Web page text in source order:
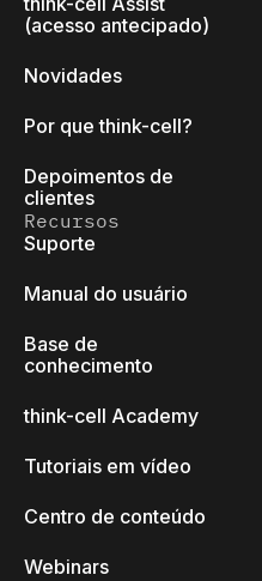
(acesso antecipado)
Novidades
Por que think-cell?
Depoimentos de
clientes
Recursos
Suporte
Manual do usuário
Base de
conhecimento
think-cell Academy
Tutoriais em vídeo
Centro de conteúdo
Webinars